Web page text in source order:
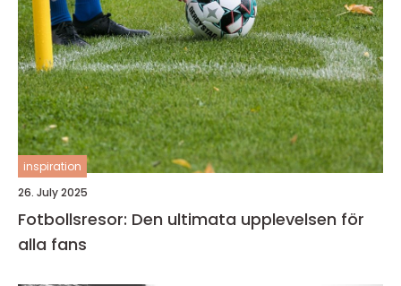
inspiration
26. July 2025
Fotbollsresor: Den ultimata upplevelsen för
alla fans